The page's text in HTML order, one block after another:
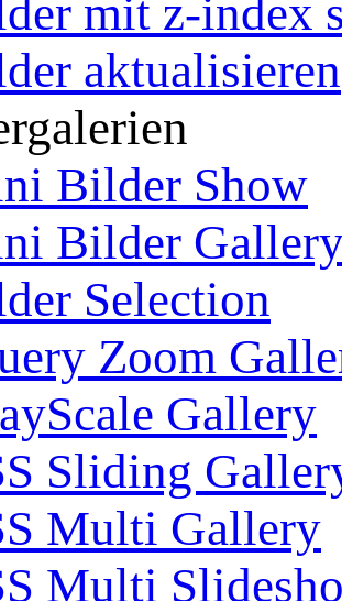
mit z-index
aktualisieren
Bilder Show
Bilder
Selection
Zoom
Gallery
Sliding
Multi Gallery
Multi